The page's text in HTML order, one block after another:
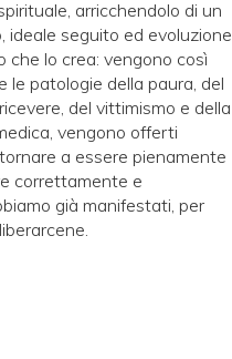
arricchendolo di un
ideale seguito ed evoluzione
che lo crea: vengono così
le patologie della paura, del
del vittimismo e della
vengono offerti
a essere pienamente
correttamente e
già manifestati, per